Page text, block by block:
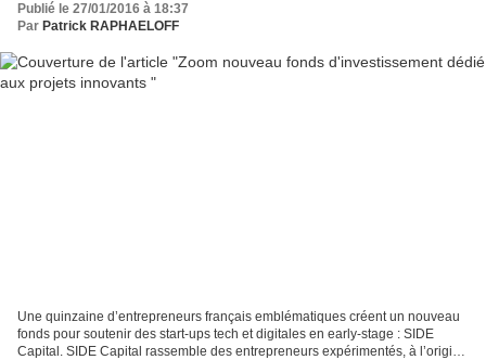
Publié le 27/01/2016 à 18:37
Par Patrick RAPHAELOFF
Une quinzaine d’entrepreneurs français emblématiques créent un nouveau
fonds pour soutenir des start-ups tech et digitales en early-stage : SIDE
Capital. SIDE Capital rassemble des entrepreneurs expérimentés, à l’origine